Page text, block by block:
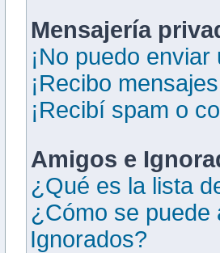
Mensajería
¡No puedo
¡Recibo
¡Recibí spam o
Amigos e
¿Qué es la lista
¿Cómo se puede
Ignorados?